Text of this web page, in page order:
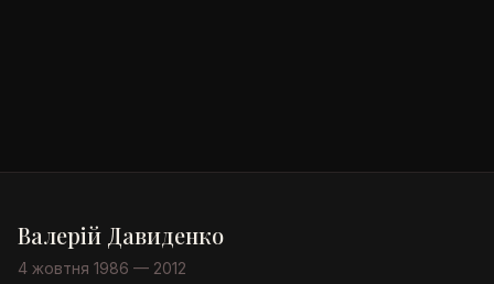
Валерій Давиденко
4 жовтня 1986 — 2012